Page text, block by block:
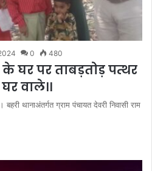
0 480
घर पर ताबड़तोड़ पत्थर
वाले।।
थानाअंतर्गत ग्राम पंचायत देवरी निवासी राम